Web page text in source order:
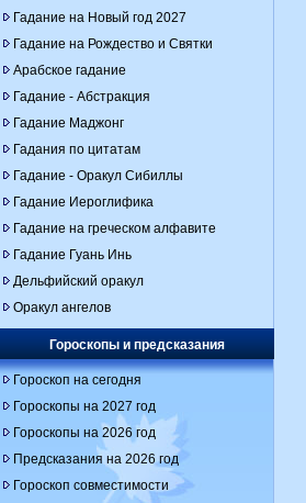
Гадание на Новый год 2027
Гадание на Рождество и Святки
Арабское гадание
Гадание - Абстракция
Гадание Маджонг
Гадания по цитатам
Гадание - Оракул Сибиллы
Гадание Иероглифика
Гадание на греческом алфавите
Гадание Гуань Инь
Дельфийский оракул
Оракул ангелов
Гороскопы и предсказания
Гороскоп на сегодня
Гороскопы на 2027 год
Гороскопы на 2026 год
Предсказания на 2026 год
Гороскоп совместимости